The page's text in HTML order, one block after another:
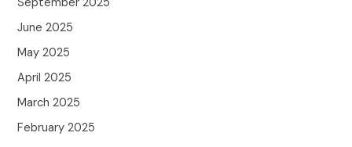
June 2025
May 2025
April 2025
March 2025
February 2025